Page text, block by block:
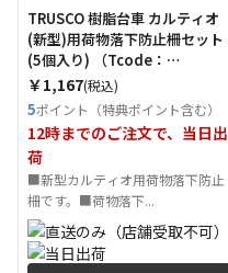
TRUSCO 樹脂台車 カルティオ
(新型)用荷物落下防止柵セット
(5個入り) （Tcode：
5584738）
￥1,167(税込)
5ポイント（特典ポイント含む）
12時までのご注文で、当日出
荷
■新型カルティオ用荷物落下防止
柵です。■荷物落下...